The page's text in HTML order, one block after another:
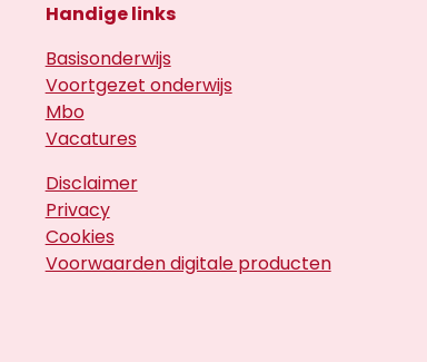
Handige links
Basisonderwijs
Voortgezet onderwijs
Mbo
Vacatures
Disclaimer
Privacy
Cookies
Voorwaarden digitale producten